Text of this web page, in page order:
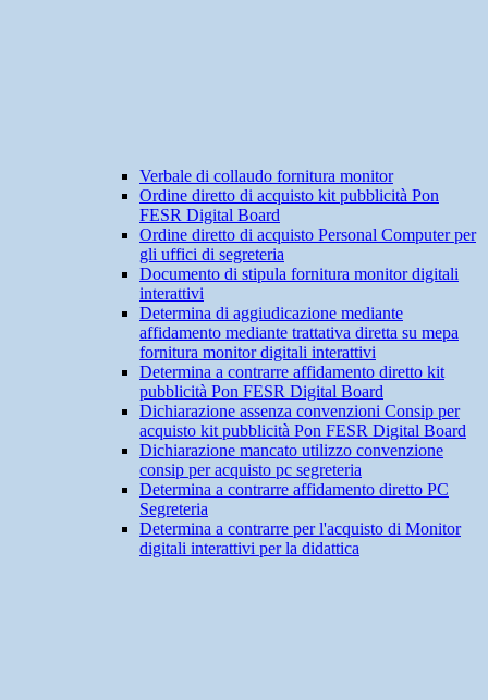
Verbale di collaudo fornitura monitor
Ordine diretto di acquisto kit pubblicità Pon
FESR Digital Board
Ordine diretto di acquisto Personal Computer per
gli uffici di segreteria
Documento di stipula fornitura monitor digitali
interattivi
Determina di aggiudicazione mediante
affidamento mediante trattativa diretta su mepa
fornitura monitor digitali interattivi
Determina a contrarre affidamento diretto kit
pubblicità Pon FESR Digital Board
Dichiarazione assenza convenzioni Consip per
acquisto kit pubblicità Pon FESR Digital Board
Dichiarazione mancato utilizzo convenzione
consip per acquisto pc segreteria
Determina a contrarre affidamento diretto PC
Segreteria
Determina a contrarre per l'acquisto di Monitor
digitali interattivi per la didattica